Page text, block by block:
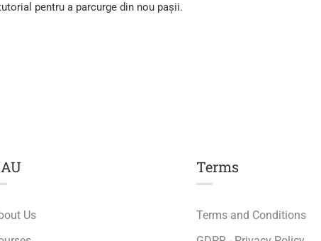
pentru a parcurge din nou pașii.
Us
Terms
Terms and Conditions